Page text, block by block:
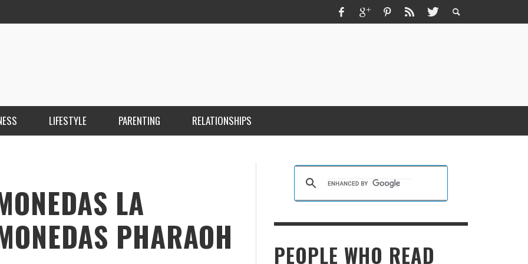
LIFESTYLE
KRISTEN R SMITH , MARCH 14, 2026
PARENTING RELATIONSHIPS
LA
PHARAOH
PEOPLE WHO READ